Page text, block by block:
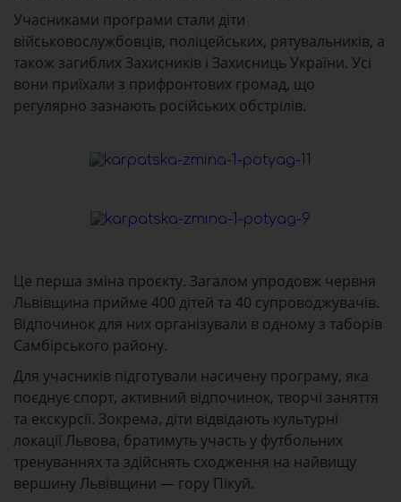
Учасниками програми стали діти
військовослужбовців, поліцейських, рятувальників, а
також загиблих Захисників і Захисниць України. Усі
вони приїхали з прифронтових громад, що
регулярно зазнають російських обстрілів.
Це перша зміна проєкту. Загалом упродовж червня
Львівщина прийме 400 дітей та 40 супроводжувачів.
Відпочинок для них організували в одному з таборів
Самбірського району.
Для учасників підготували насичену програму, яка
поєднує спорт, активний відпочинок, творчі заняття
та екскурсії. Зокрема, діти відвідають культурні
локації Львова, братимуть участь у футбольних
тренуваннях та здійснять сходження на найвищу
вершину Львівщини — гору Пікуй.